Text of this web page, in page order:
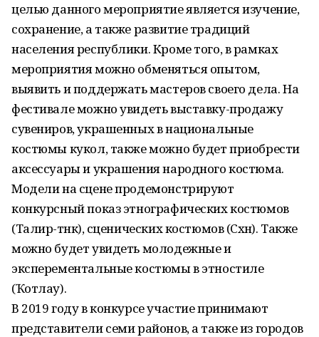
целью данного мероприятие является изучение,
сохранение, а также развитие традиций
населения республики. Кроме того, в рамках
мероприятия можно обменяться опытом,
выявить и поддержать мастеров своего дела. На
фестивале можно увидеть выставку-продажу
сувениров, украшенных в национальные
костюмы кукол, также можно будет приобрести
аксессуары и украшения народного костюма.
Модели на сцене продемонстрируют
конкурсный показ этнографических костюмов
(Талир-тәнкә), сценических костюмов (Сәхнә). Также
можно будет увидеть молодежные и
эксперементальные костюмы в этностиле
(Ҡотлау).
В 2019 году в конкурсе участие принимают
представители семи районов, а также из городов